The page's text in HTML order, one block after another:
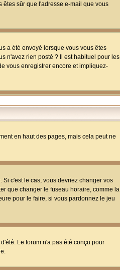
êtes sûr que l'adresse e-mail que vous
a été envoyé lorsque vous vous êtes
n'avez rien posté ? Il est habituel pour les
vous enregistrer encore et impliquez-
en haut des pages, mais cela peut ne
c'est le cas, vous devriez changer vos
que changer le fuseau horaire, comme la
pour le faire, si vous pardonnez le jeu
Le forum n'a pas été conçu pour